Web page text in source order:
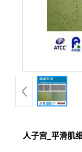
人子宫_平滑肌